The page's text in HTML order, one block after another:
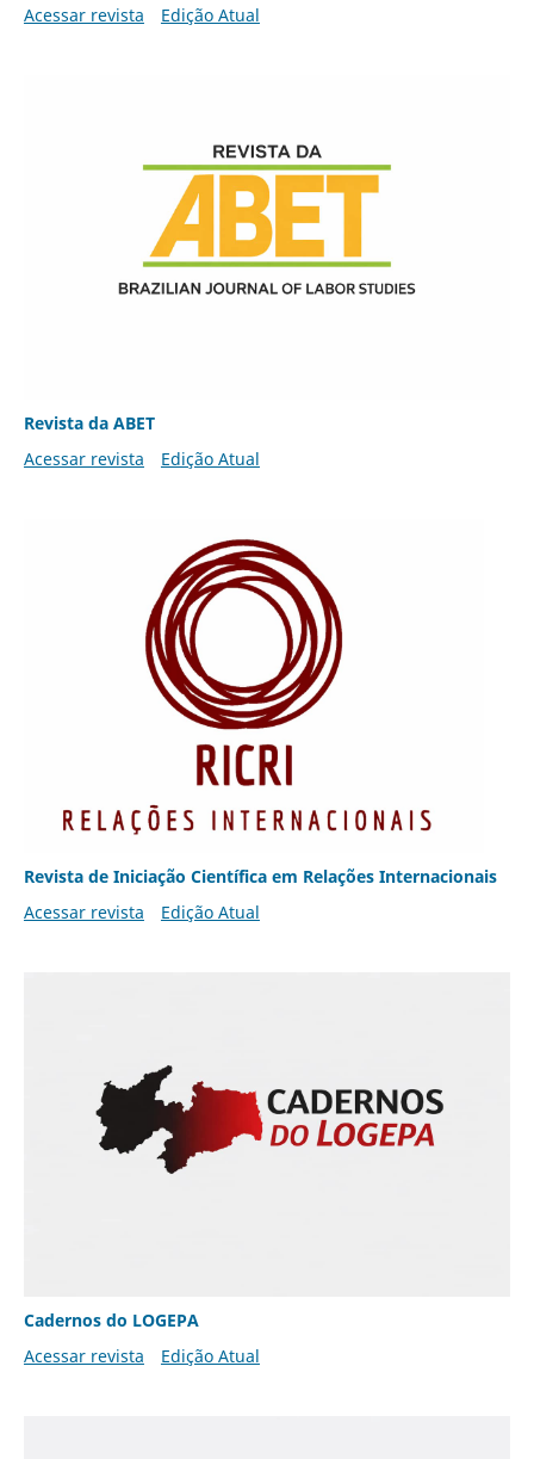
Acessar revista Edição Atual
Revista da ABET
Acessar revista
Edição Atual
Revista de Iniciação Científica em Relações Internacionais
Acessar revista
Edição Atual
Cadernos do LOGEPA
Acessar revista
Edição Atual